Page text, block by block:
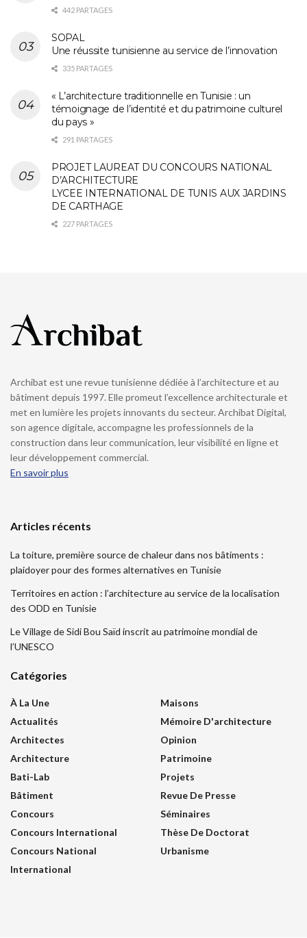
442 PARTAGES
SOPAL
Une réussite tunisienne au service de l’innovation
335 PARTAGES
« L’architecture traditionnelle en Tunisie : un
témoignage de l’identité et du patrimoine culturel
du pays »
291 PARTAGES
PROJET LAUREAT DU CONCOURS NATIONAL
D’ARCHITECTURE
LYCEE INTERNATIONAL DE TUNIS AUX JARDINS
DE CARTHAGE
227 PARTAGES
Archibat est une revue tunisienne dédiée à l’architecture et au
bâtiment depuis 1997. Elle promeut l’excellence architecturale et
met en lumière les projets innovants du secteur. Archibat Digital,
son agence digitale, accompagne les professionnels de la
construction dans leur communication, leur visibilité en ligne et
leur développement commercial.
En savoir plus
Articles récents
La toiture, première source de chaleur dans nos bâtiments :
plaidoyer pour des formes alternatives en Tunisie
Territoires en action : l’architecture au service de la localisation
des ODD en Tunisie
Le Village de Sidi Bou Saïd inscrit au patrimoine mondial de
l’UNESCO
Catégories
À La Une
Actualités
Architectes
Architecture
Bati-Lab
Bâtiment
Concours
Concours International
Concours National
International
Maisons
Mémoire D'architecture
Opinion
Patrimoine
Projets
Revue De Presse
Séminaires
Thèse De Doctorat
Urbanisme